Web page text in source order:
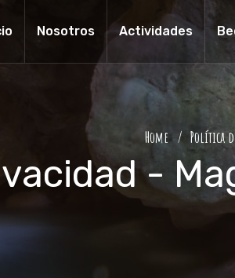
Nosotros Actividades
Home Política
-